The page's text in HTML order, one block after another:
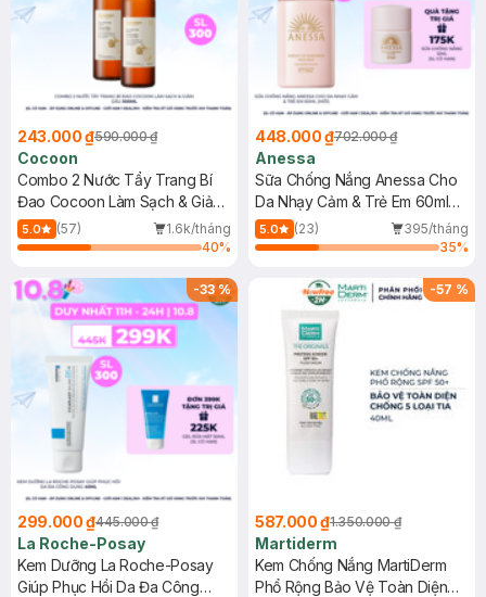
243.000 ₫590.000 ₫
Cocoon
Combo 2 Nước Tẩy Trang Bí
Đao Cocoon Làm Sạch & Giảm
Dầu 500ml
5.0 (57)
1.6k/tháng
40%
448.000 ₫702.000 ₫
Anessa
Sữa Chống Nắng Anessa Cho
Da Nhạy Cảm & Trẻ Em 60ml
(Mới)
5.0 (23)
395/tháng
35%
-33%
299.000 ₫445.000 ₫
La Roche-Posay
Kem Dưỡng La Roche-Posay
Giúp Phục Hồi Da Đa Công
-57 %
587.000 ₫1.350.000 ₫
Martiderm
Kem Chống Nắng MartiDerm
Phổ Rộng Bảo Vệ Toàn Diện